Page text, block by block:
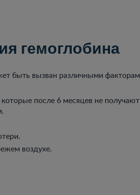
гемоглобина
быть вызван различными
после 6 месяцев не
воздухе.